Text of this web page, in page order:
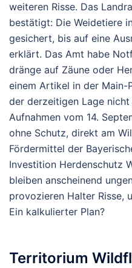
weiteren Risse. Das
bestätigt: Die Weidetiere
gesichert, bis auf eine
erklärt. Das Amt habe
dränge auf Zäune oder
einem Artikel in der Main-
der derzeitigen Lage nicht
Aufnahmen vom 14.
ohne Schutz, direkt am
Fördermittel der
Investition Herdenschutz
bleiben anscheinend
provozieren Halter Risse,
Ein kalkulierter Plan?
Territorium